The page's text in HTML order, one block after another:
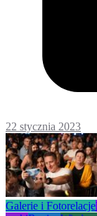
22 stycznia 2023
Galerie i Fotorelacje